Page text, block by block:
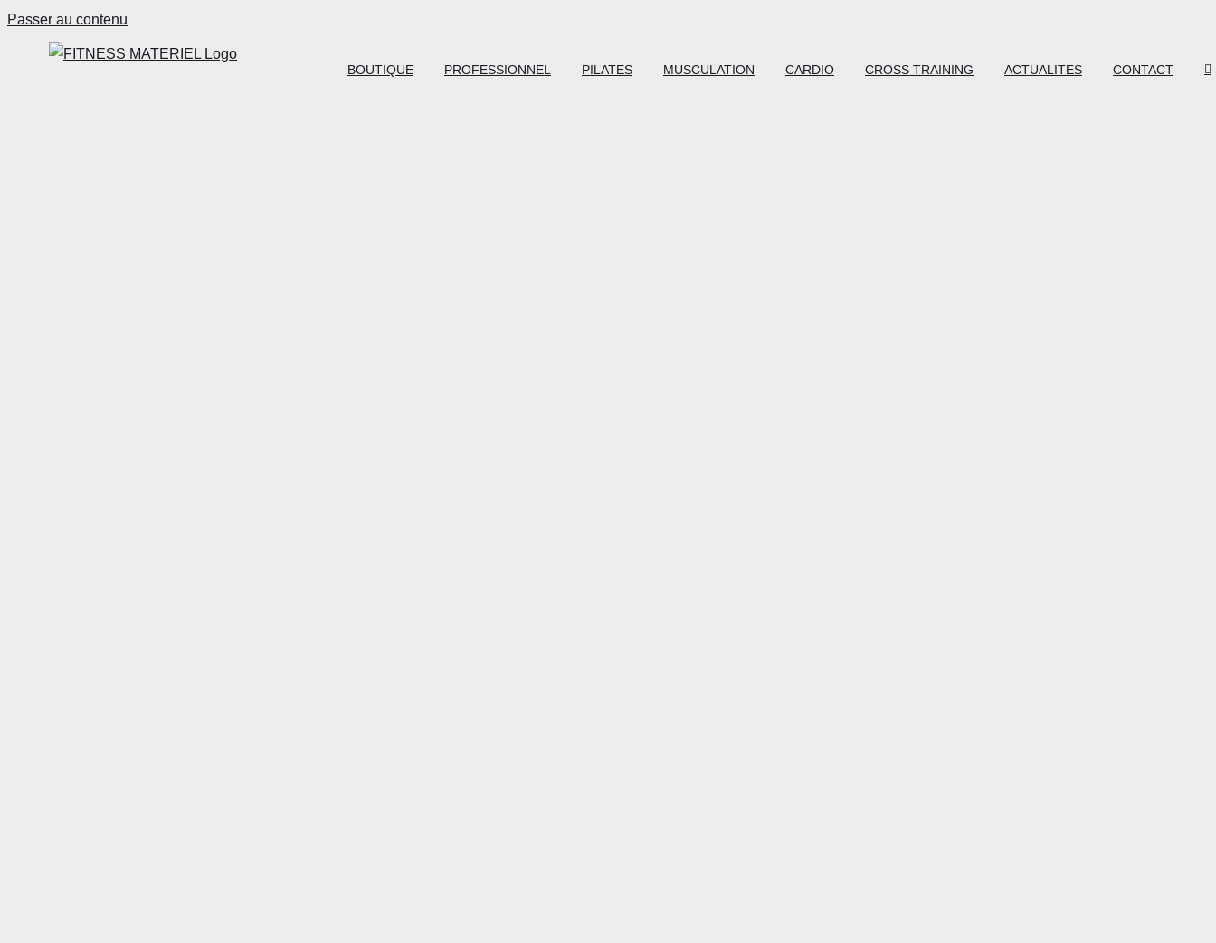
Passer au contenu
BOUTIQUE PROFESSIONNEL PILATES MUSCULATION CARDIO CROSS TRAINING ACTUALITES CONTACT